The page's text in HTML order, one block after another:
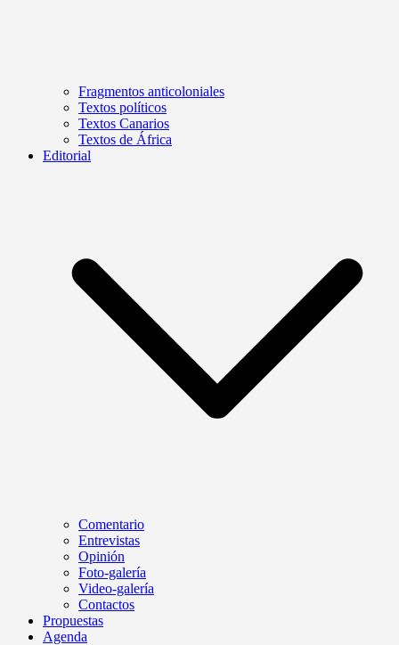
Fragmentos anticoloniales
Textos políticos
Textos Canarios
Textos de África
Editorial
Comentario
Entrevistas
Opinión
Foto-galería
Video-galería
Contactos
Propuestas
Agenda